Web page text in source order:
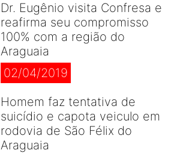
Dr. Eugênio visita Confresa e
reafirma seu compromisso
100% com a região do
Araguaia
02/04/2019
Homem faz tentativa de
suicídio e capota veiculo em
rodovia de São Félix do
Araguaia